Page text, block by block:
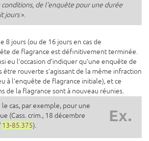
conditions, de l'enquête pour une durée
jours».
8 jours (ou de 16 jours en cas de
de flagrance est définitivement terminée.
eu l’occasion d’indiquer qu’une enquête de
être rouverte s’agissant de la même infraction
à l’enquête de flagrance initiale), et ce
de la flagrance sont à nouveau réunies.
Ex.
cas, par exemple, pour une
(Cass. crim., 18 décembre
13-85.375).